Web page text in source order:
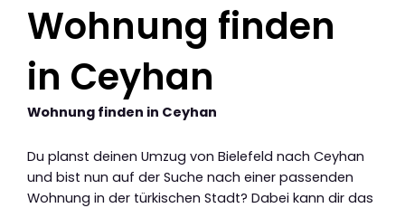
Wohnung finden
in Ceyhan
Wohnung finden in Ceyhan
Du planst deinen Umzug von Bielefeld nach Ceyhan
und bist nun auf der Suche nach einer passenden
Wohnung in der türkischen Stadt? Dabei kann dir das